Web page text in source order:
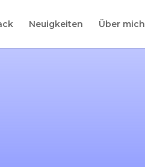
Neuigkeiten Über mich